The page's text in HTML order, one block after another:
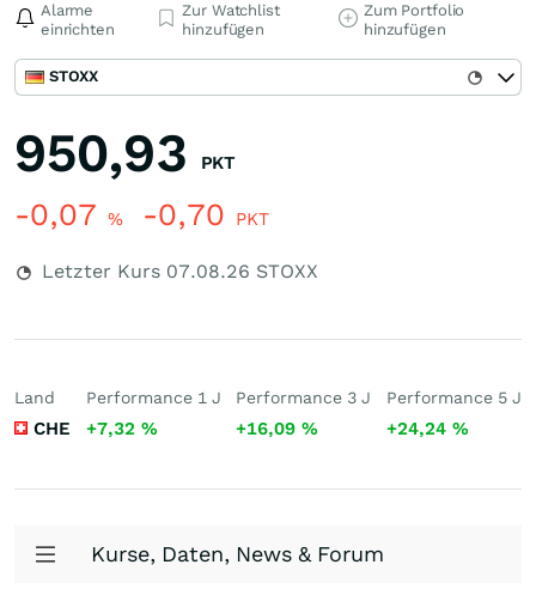
Alarme
einrichten
Zur Watchlist
hinzufügen
Zum Portfolio
hinzufügen
STOXX
950,93 PKT
-0,07 % -0,70 PKT
Letzter Kurs 07.08.26 STOXX
Land
CHE
Performance 1 J
+7,32 %
Performance 3 J
+16,09%
Performance 5 J
+24,24 %
Kurse, Daten, News & Forum